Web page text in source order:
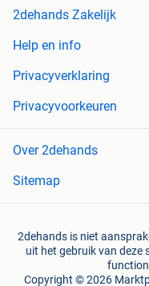
2dehands Zakelijk
Help en info
Privacyverklaring
Privacyvoorkeuren
Over 2dehands
Sitemap
2dehands is niet
uit het gebruik van deze
Copyright © 2026